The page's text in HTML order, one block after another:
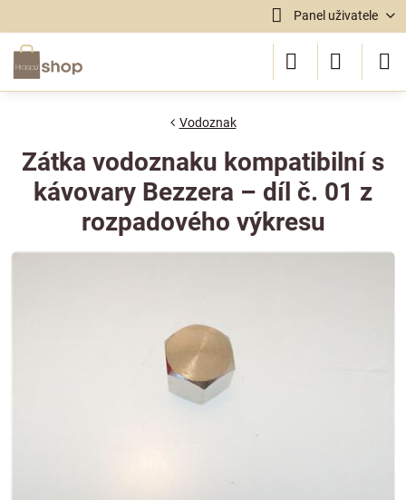
Panel uživatele
Vodoznak
Zátka vodoznaku kompatibilní s
kávovary Bezzera – díl č. 01 z
rozpadového výkresu